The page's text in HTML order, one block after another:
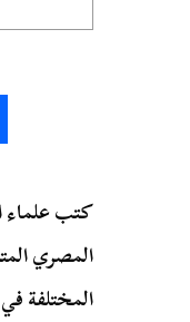
كتب علماء
المصري
المختلفة